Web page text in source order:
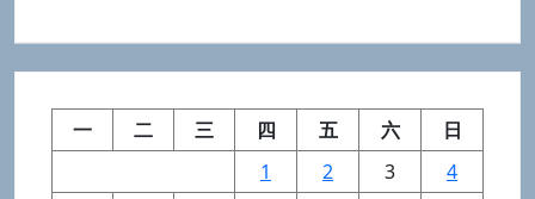
一 二 三 四 五 六
日
1
2 3
4